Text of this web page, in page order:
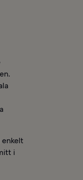
i